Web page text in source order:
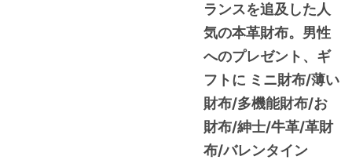
ランスを追及した人
気の本革財布。男性
へのプレゼント、ギ
フトに ミニ財布/薄い
財布/多機能財布/お
財布/紳士/牛革/革財
布/バレンタイン